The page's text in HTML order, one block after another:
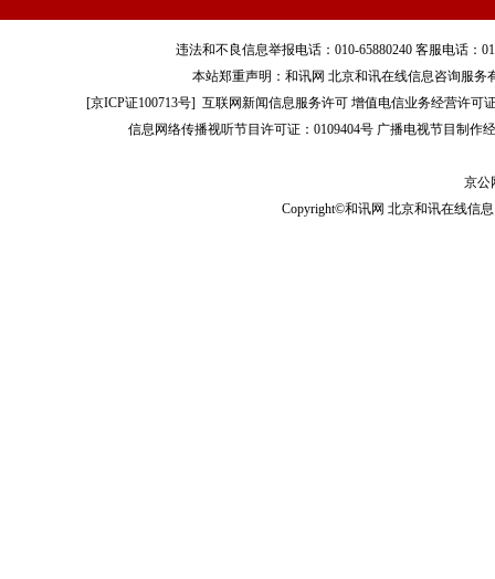
违法和不良信息举报电话：010-65880240 客服电话：
本站郑重声明：和讯网 北京和讯在线信息咨询服
[京ICP证100713号]互联网新闻信息服务许可 增值电信业务经营许可
信息网络传播视听节目许可证：0109404号 广播电视节目制作
京公
Copyright©和讯网 北京和讯在线信